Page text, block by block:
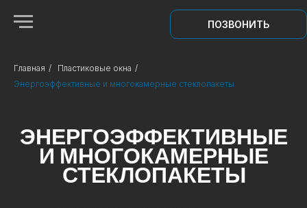
ПОЗВОНИТЬ
Главная / Пластиковые окна /
Энергоэффективные и многокамерные стеклопакеты
ЭНЕРГОЭФФЕКТИВНЫЕ
И МНОГОКАМЕРНЫЕ
СТЕКЛОПАКЕТЫ